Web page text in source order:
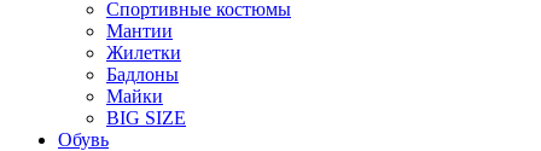
Спортивные костюмы
Мантии
Жилетки
Бадлоны
Майки
BIG SIZE
Обувь